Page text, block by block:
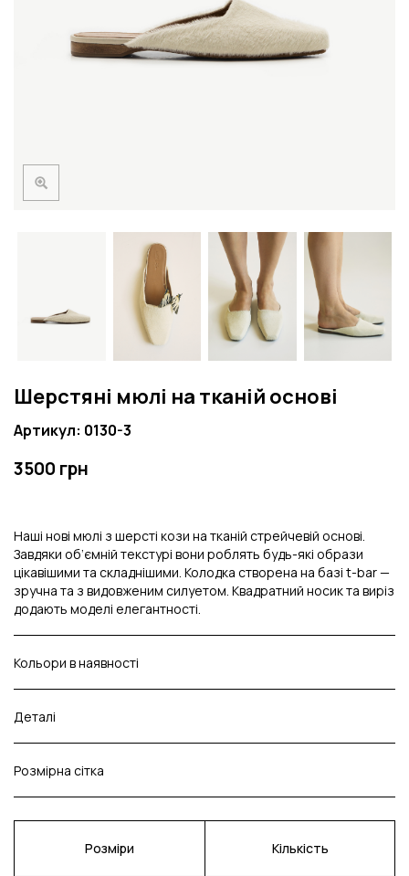
Шерстяні мюлі на тканій основі
Артикул: 0130-3
3500 грн
Наші нові мюлі з шерсті кози на тканій стрейчевій основі.
Завдяки об’ємній текстурі вони роблять будь-які образи
цікавішими та складнішими. Колодка створена на базі t-bar —
зручна та з видовженим силуетом. Квадратний носик та виріз
додають моделі елегантності.
Кольори в наявності
Деталі
Розмірна сітка
Розміри Кількість